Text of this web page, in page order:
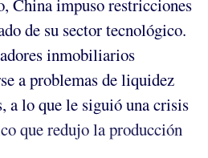
China impuso restricciones
de su sector tecnológico.
inmobiliarios
a problemas de liquidez
a lo que le siguió una crisis
que redujo la producción